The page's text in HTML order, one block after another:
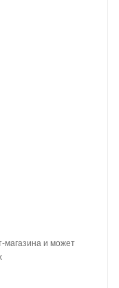
магазина и может